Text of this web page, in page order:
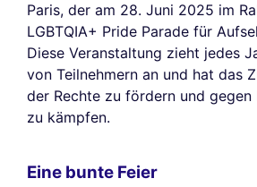
Paris, der am 28. Juni 2025 im
LGBTQIA+ Pride Parade für
Diese Veranstaltung zieht jedes
von Teilnehmern an und hat das
der Rechte zu fördern und gegen
zu kämpfen.
Eine bunte Feier